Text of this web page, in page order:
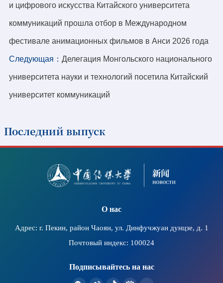
и цифрового искусства Китайского университета
коммуникаций прошла отбор в Международном
фестивале анимационных фильмов в Анси 2026 года
Следующая： Делегация Монгольского национального
университета науки и технологий посетила Китайский
университет коммуникаций
Последний выпуск
2026-07-11
В штаб-квартире ЮНЕСКО прошел организованный
Китайским коммуникационным университетом
распространения информации и защиты культурных
О нас
Адрес: г. Пекин, район Чаоян, ул. Динфучжуан дунцзе, д. 1
Почтовый индекс: 100024
Подписывайтесь на нас